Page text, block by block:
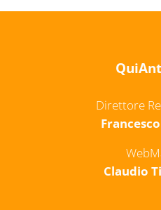
Direttore
Claudio